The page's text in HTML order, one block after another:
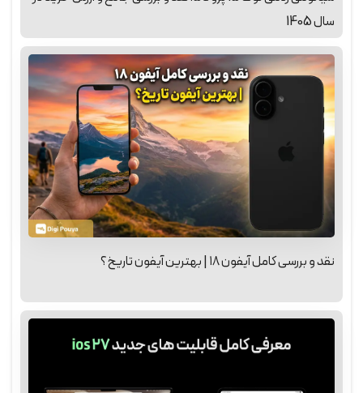
سال 1405
نقد و بررسی کامل آیفون ۱۸ | بهترین آیفون تاریخ؟